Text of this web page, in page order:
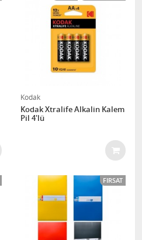
Kodak
Kodak Xtralife Alkalin Kalem
Pil 4'lü
FIRSAT